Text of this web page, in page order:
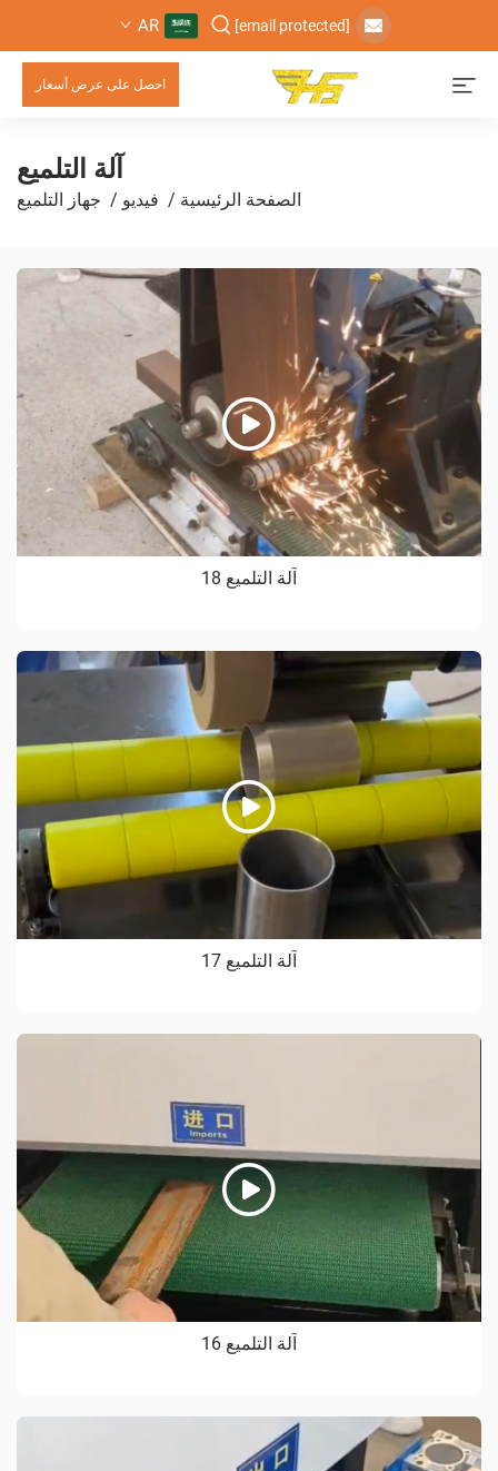
[email protected]
AR
احصل على عرض أسعار
آلة التلميع
الصفحة الرئيسية / فيديو / جهاز التلميع
آلة التلميع 18
آلة التلميع 17
آلة التلميع 16